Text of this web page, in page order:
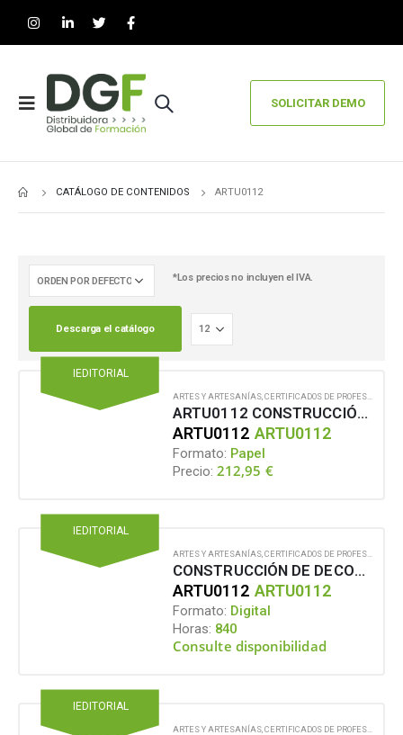
SOLICITAR DEMO
CATÁLOGO DE CONTENIDOS ARTU0112
*Los precios no incluyen el IVA.
Descarga el catálogo
IEDITORIAL
ARTES Y ARTESANÍAS CERTIFICADOS DE PROFESIONALIDAD
ARTU0112 CONSTRUCCIÓN DE DECORADOS PARA LA ESCENOGRAFÍA DE ESPECTÁCULOS EN VIVO, EVENTOS Y AUDIOVISUALES
ARTU0112 ARTU0112
Formato: Papel
Precio: 212,95 €
IEDITORIAL
ARTES Y ARTESANÍAS CERTIFICADOS DE PROFESIONALIDAD
CONSTRUCCIÓN DE DECORADOS PARA LA ESCENOGRAFÍA DE ESPECTÁCULOS EN VIVO, EVENTOS Y AUDIOVISUALES
ARTU0112 ARTU0112
Formato: Digital
Horas: 840
Consulte disponibilidad
IEDITORIAL
ARTES Y ARTESANÍAS CERTIFICADOS DE PROFESIONALIDAD